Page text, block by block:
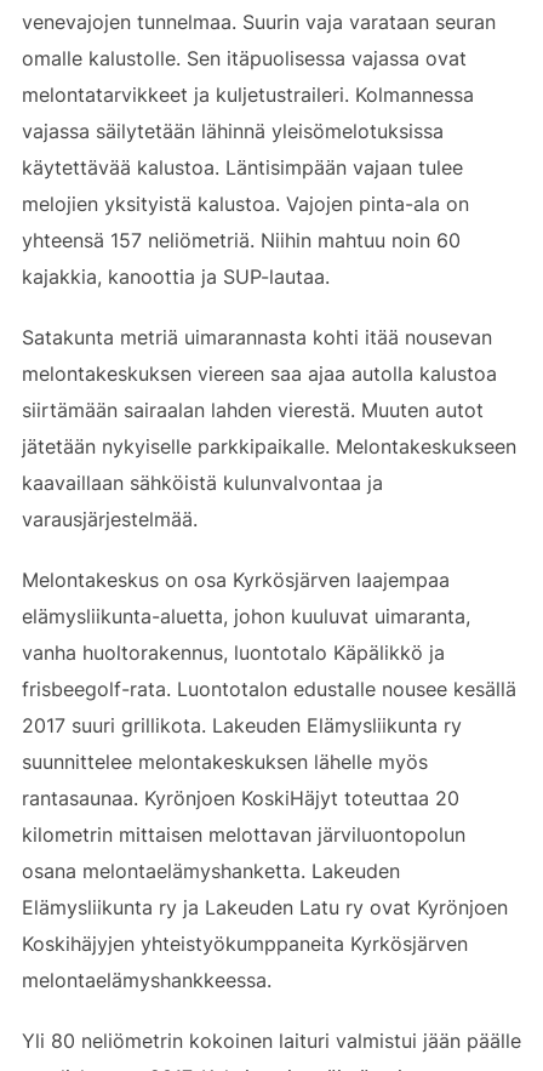
venevajojen tunnelmaa. Suurin vaja varataan seuran
omalle kalustolle. Sen itäpuolisessa vajassa ovat
melontatarvikkeet ja kuljetustraileri. Kolmannessa
vajassa säilytetään lähinnä yleisömelotuksissa
käytettävää kalustoa. Läntisimpään vajaan tulee
melojien yksityistä kalustoa. Vajojen pinta-ala on
yhteensä 157 neliömetriä. Niihin mahtuu noin 60
kajakkia, kanoottia ja SUP-lautaa.
Satakunta metriä uimarannasta kohti itää nousevan
melontakeskuksen viereen saa ajaa autolla kalustoa
siirtämään sairaalan lahden vierestä. Muuten autot
jätetään nykyiselle parkkipaikalle. Melontakeskukseen
kaavaillaan sähköistä kulunvalvontaa ja
varausjärjestelmää.
Melontakeskus on osa Kyrkösjärven laajempaa
elämysliikunta-aluetta, johon kuuluvat uimaranta,
vanha huoltorakennus, luontotalo Käpälikkö ja
frisbeegolf-rata. Luontotalon edustalle nousee kesällä
2017 suuri grillikota. Lakeuden Elämysliikunta ry
suunnittelee melontakeskuksen lähelle myös
rantasaunaa. Kyrönjoen KoskiHäjyt toteuttaa 20
kilometrin mittaisen melottavan järviluontopolun
osana melontaelämyshanketta. Lakeuden
Elämysliikunta ry ja Lakeuden Latu ry ovat Kyrönjoen
Koskihäjyjen yhteistyökumppaneita Kyrkösjärven
melontaelämyshankkeessa.
Yli 80 neliömetrin kokoinen laituri valmistui jään päälle